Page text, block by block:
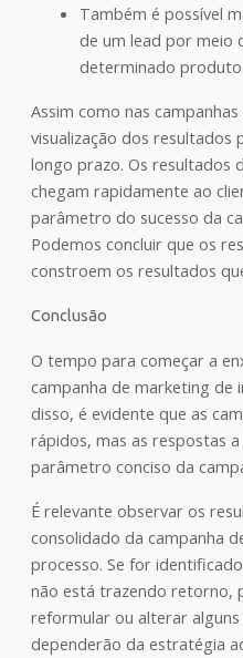
Também é possível
de um lead por meio
determinado produto.
Assim como nas campanhas
visualização dos resultados
longo prazo. Os resultados
chegam rapidamente ao
parâmetro do sucesso da
Podemos concluir que os
constroem os resultados
Conclusão
O tempo para começar a
campanha de marketing de
disso, é evidente que as
rápidos, mas as respostas
parâmetro conciso da
É relevante observar os
consolidado da campanha
processo. Se for
não está trazendo retorno,
reformular ou alterar
dependerão da estratégia